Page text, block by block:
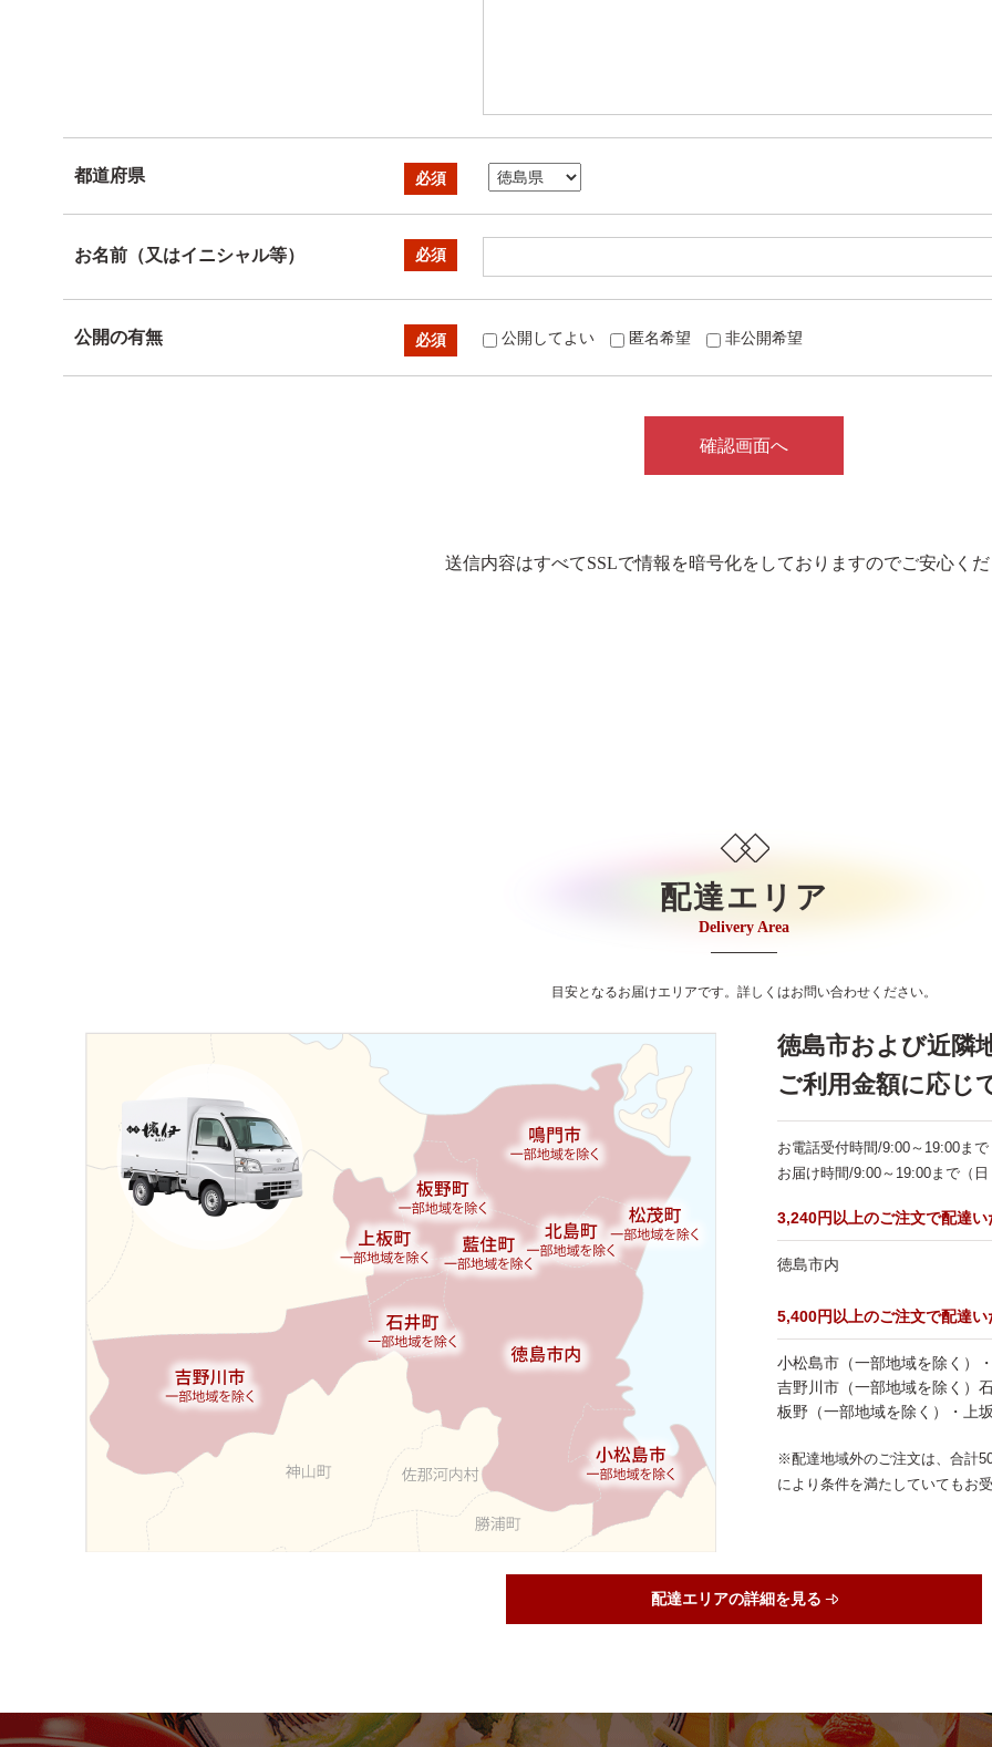
都道府県 必須
お名前（又はイニシャル等） 必須
公開の有無 必須 公開してよい 匿名希望 非公開希望
送信内容はすべてSSLで情報を暗号化をしておりますのでご安心く
配達エリア
Delivery Area
目安となるお届けエリアです。詳しくはお問い合わせください。
徳島市および近隣
ご利用金額に応じ
お電話受付時間/9:00～19:00ま
お届け時間/9:00～19:00まで（
3,240円以上のご注文で配達い
徳島市内
5,400円以上のご注文で配達い
小松島市（一部地域を除く）
吉野川市（一部地域を除く）
板野（一部地域を除く）・上
※配達地域外のご注文は、合計
により条件を満たしていてもお
配達エリアの詳細を見る